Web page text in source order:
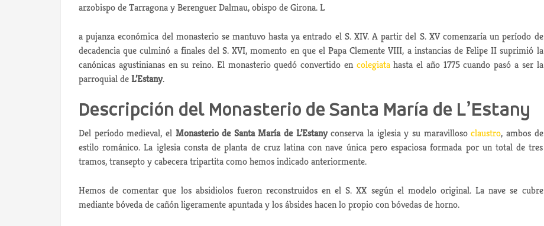
arzobispo de Tarragona y Berenguer Dalmau, obispo de Girona. L
a pujanza económica del monasterio se mantuvo hasta ya entrado el S. XIV. A partir del S. XV comenzaría un período de
decadencia que culminó a finales del S. XVI, momento en que el Papa Clemente VIII, a instancias de Felipe II suprimió la
canónicas agustinianas en su reino. El monasterio quedó convertido en colegiatahasta el año 1775 cuando pasó a ser la
parroquial deL’Estany.
Descripción del Monasterio de Santa María de L’Estany
Del período medieval, el Monasterio de Santa María de L’Estanyconserva la iglesia y su maravillosoclaustro, ambos de
estilo románico. La iglesia consta de planta de cruz latina con nave única pero espaciosa formada por un total de tres
tramos, transepto y cabecera tripartita como hemos indicado anteriormente.
Hemos de comentar que los absidiolos fueron reconstruidos en el S. XX según el modelo original. La nave se cubre
mediante bóveda de cañón ligeramente apuntada y los ábsides hacen lo propio con bóvedas de horno.